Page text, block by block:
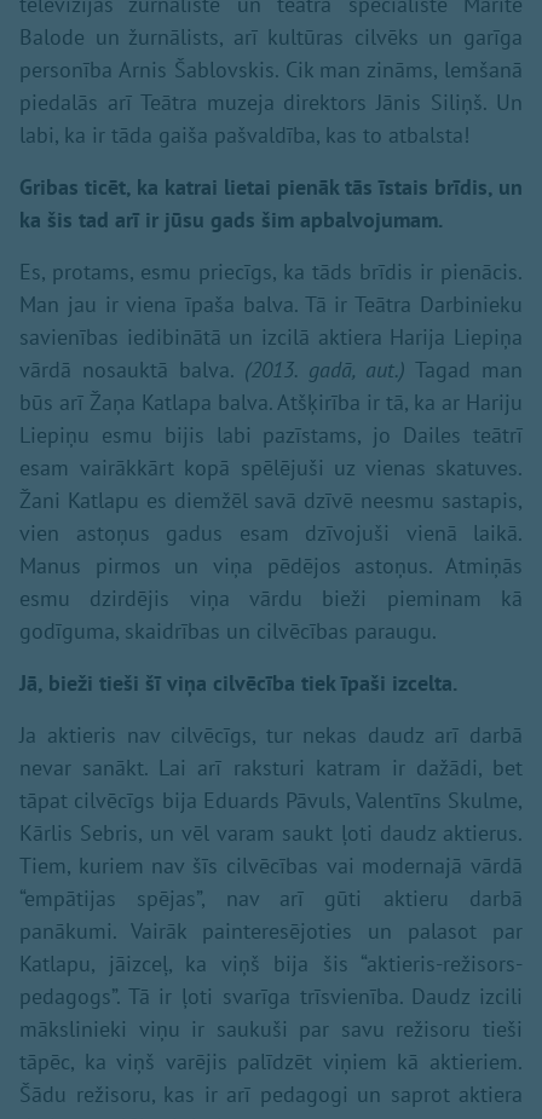
Balode un žurnālists, arī kultūras cilvēks un garīga
personība Arnis Šablovskis. Cik man zināms, lemšanā
piedalās arī Teātra muzeja direktors Jānis Siliņš. Un
labi, ka ir tāda gaiša pašvaldība, kas to atbalsta!
Gribas ticēt, ka katrai lietai pienāk tās īstais brīdis, un
ka šis tad arī ir jūsu gads šim apbalvojumam.
Es, protams, esmu priecīgs, ka tāds brīdis ir pienācis.
Man jau ir viena īpaša balva. Tā ir Teātra Darbinieku
savienības iedibinātā un izcilā aktiera Harija Liepiņa
vārdā nosauktā balva. (2013. gadā, aut.) Tagad man
būs arī Žaņa Katlapa balva. Atšķirība ir tā, ka ar Hariju
Liepiņu esmu bijis labi pazīstams, jo Dailes teātrī
esam vairākkārt kopā spēlējuši uz vienas skatuves.
Žani Katlapu es diemžēl savā dzīvē neesmu sastapis,
vien astoņus gadus esam dzīvojuši vienā laikā.
Manus pirmos un viņa pēdējos astoņus. Atmiņās
esmu dzirdējis viņa vārdu bieži pieminam kā
godīguma, skaidrības un cilvēcības paraugu.
Jā, bieži tieši šī viņa cilvēcība tiek īpaši izcelta.
Ja aktieris nav cilvēcīgs, tur nekas daudz arī darbā
nevar sanākt. Lai arī raksturi katram ir dažādi, bet
tāpat cilvēcīgs bija Eduards Pāvuls, Valentīns Skulme,
Kārlis Sebris, un vēl varam saukt ļoti daudz aktierus.
Tiem, kuriem nav šīs cilvēcības vai modernajā vārdā
“empātijas spējas”, nav arī gūti aktieru darbā
panākumi. Vairāk painteresējoties un palasot par
Katlapu, jāizceļ, ka viņš bija šis “aktieris-režisors-
pedagogs”. Tā ir ļoti svarīga trīsvienība. Daudz izcili
mākslinieki viņu ir saukuši par savu režisoru tieši
tāpēc, ka viņš varējis palīdzēt viņiem kā aktieriem.
Šādu režisoru, kas ir arī pedagogi un saprot aktiera